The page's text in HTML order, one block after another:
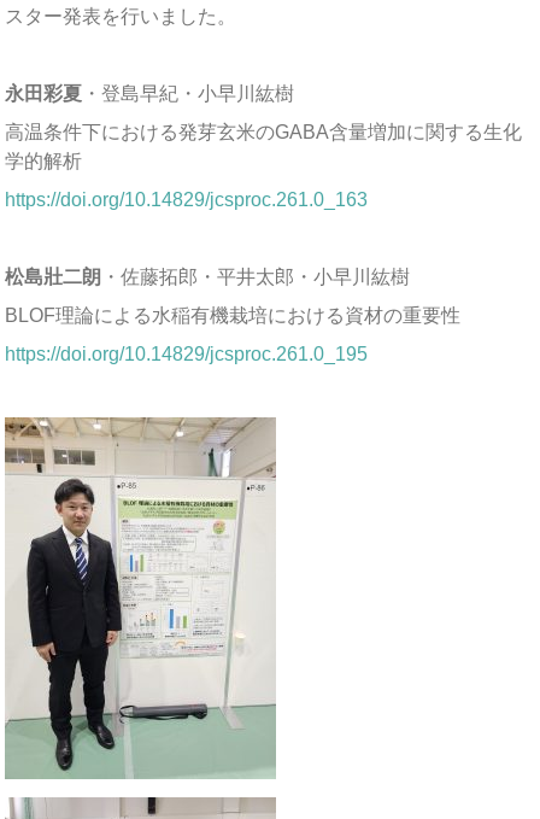
スター発表を行いました。
永田彩夏 ・登島早紀・小早川紘樹
高温条件下における発芽玄米のGABA含量増加に関する生化
学的解析
https://doi.org/10.14829/jcsproc.261.0_163
松島壯二朗 ・佐藤拓郎・平井太郎・小早川紘樹
BLOF理論による水稲有機栽培における資材の重要性
https://doi.org/10.14829/jcsproc.261.0_195